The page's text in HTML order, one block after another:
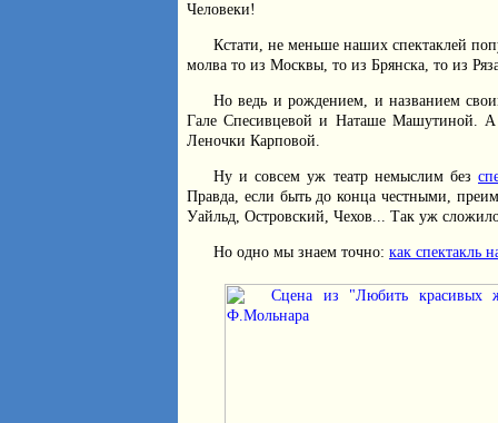
Человеки!
Кстати, не меньше наших спектаклей
молва то из Москвы, то из Брянска, то из
Но ведь и рождением, и названием
Гале Спесивцевой и Наташе Машутиной. А
Леночки Карповой.
Ну и совсем уж театр немыслим без
Правда, если быть до конца честными,
Уайльд, Островский, Чехов... Так уж
Но одно мы знаем точно: как спектакль